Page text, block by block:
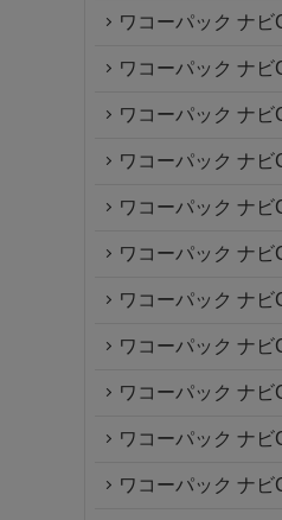
ワコーパック ナ
ワコーパック ナ
ワコーパック ナ
ワコーパック ナ
ワコーパック ナ
ワコーパック ナ
ワコーパック ナ
ワコーパック ナ
ワコーパック ナ
ワコーパック ナ
ワコーパック ナ